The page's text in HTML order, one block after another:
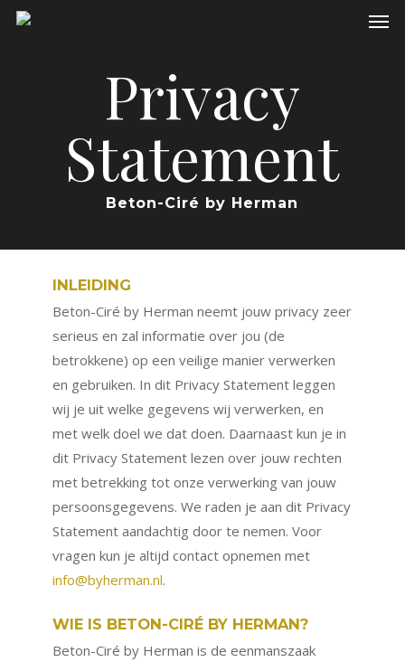
Skip
Privacy
Statement
Beton-Ciré by Herman
INLEIDING
Beton-Ciré by Herman neemt jouw privacy zeer
serieus en zal informatie over jou (de
betrokkene) op een veilige manier verwerken
en gebruiken. In dit Privacy Statement leggen
wij je uit welke gegevens wij verwerken, en
met welk doel we dat doen. Daarnaast kun je in
dit Privacy Statement lezen over jouw rechten
met betrekking tot onze verwerking van jouw
persoonsgegevens. We raden je aan dit Privacy
Statement aandachtig door te nemen. Voor
vragen kun je altijd contact opnemen met
info@byherman.nl.
WIE IS BETON-CIRÉ BY HERMAN?
Beton-Ciré by Herman is de eenmanszaak